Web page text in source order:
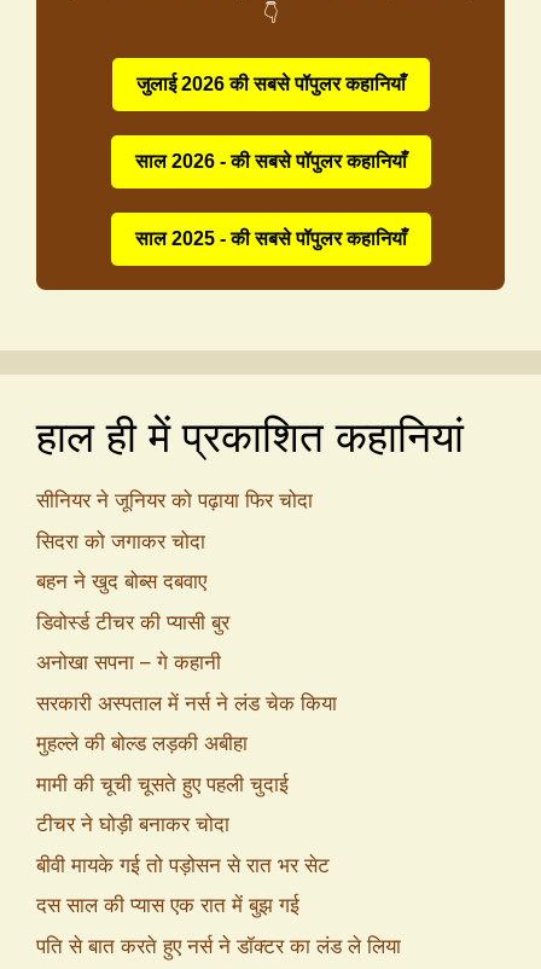
👇
जुलाई 2026 की सबसे पॉपुलर कहानियाँ
साल 2026 - की सबसे पॉपुलर कहानियाँ
साल 2025 - की सबसे पॉपुलर कहानियाँ
हाल ही में प्रकाशित कहानियां
सीनियर ने जूनियर को पढ़ाया फिर चोदा
सिदरा को जगाकर चोदा
बहन ने खुद बोब्स दबवाए
डिवोर्स्ड टीचर की प्यासी बुर
अनोखा सपना – गे कहानी
सरकारी अस्पताल में नर्स ने लंड चेक किया
मुहल्ले की बोल्ड लड़की अबीहा
मामी की चूची चूसते हुए पहली चुदाई
टीचर ने घोड़ी बनाकर चोदा
बीवी मायके गई तो पड़ोसन से रात भर सेट
दस साल की प्यास एक रात में बुझ गई
पति से बात करते हुए नर्स ने डॉक्टर का लंड ले लिया